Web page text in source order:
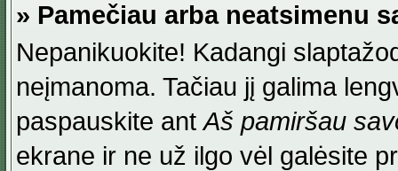
» Pamečiau arba neatsimenu
Nepanikuokite! Kadangi
neįmanoma. Tačiau jį galima
paspauskite antAš pamiršau
ekrane ir ne už ilgo vėl galėsite